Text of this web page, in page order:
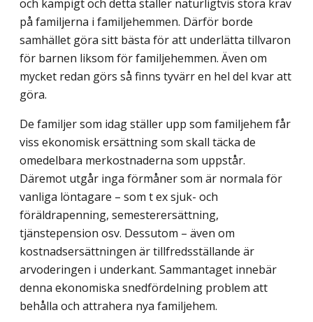
och kämpigt och detta ställer naturligtvis stora krav
på familjerna i familjehemmen. Därför borde
samhället göra sitt bästa för att underlätta tillvaron
för barnen liksom för familjehemmen. Även om
mycket redan görs så finns tyvärr en hel del kvar att
göra.
De familjer som idag ställer upp som familjehem får
viss ekonomisk ersättning som skall täcka de
omedelbara merkostnaderna som uppstår.
Däremot utgår inga förmåner som är normala för
vanliga löntagare – som t ex sjuk- och
föräldrapenning, semesterersättning,
tjänstepension osv. Dessutom – även om
kostnadsersättningen är tillfredsställande är
arvoderingen i underkant. Sammantaget innebär
denna ekonomiska snedfördelning problem att
behålla och attrahera nya familjehem.